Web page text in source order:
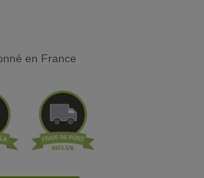
en France